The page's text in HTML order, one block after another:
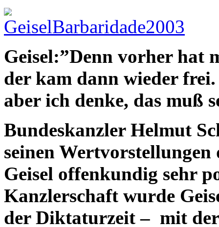
Geisel:”Denn vorher hat
der kam dann wieder
aber ich denke, das muß
Bundeskanzler Helmut
seinen
Geisel offenkundig sehr
Kanzlerschaft wurde
der Diktaturzeit – mit der